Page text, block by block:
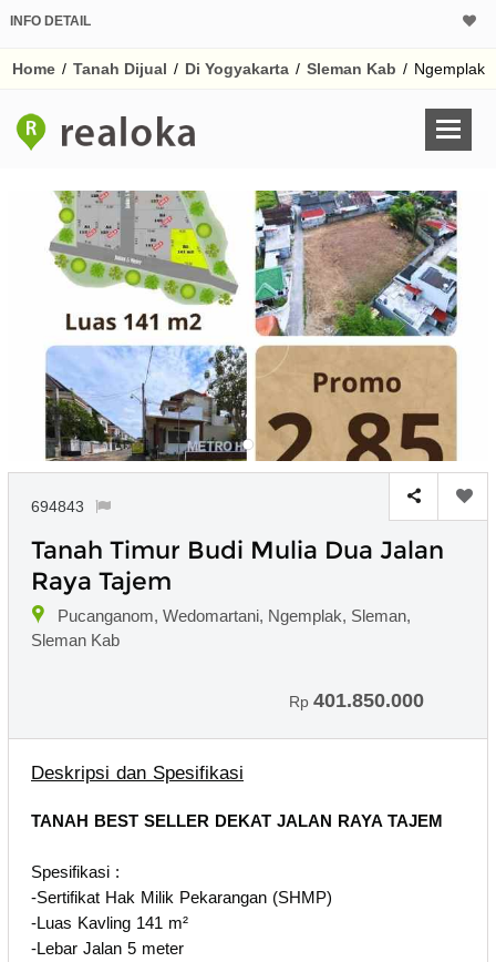
INFO DETAIL
Home / Tanah Dijual / Di Yogyakarta / Sleman Kab / Ngemplak
694843
Tanah Timur Budi Mulia Dua Jalan
Raya Tajem
Pucanganom, Wedomartani, Ngemplak, Sleman,
Sleman Kab
Rp 401.850.000
Deskripsi dan Spesifikasi
TANAH BEST SELLER DEKAT JALAN RAYA TAJEM
Spesifikasi :
-Sertifikat Hak Milik Pekarangan (SHMP)
-Luas Kavling 141 m²
-Lebar Jalan 5 meter
Untuk hasil simulasi
pada kotak-